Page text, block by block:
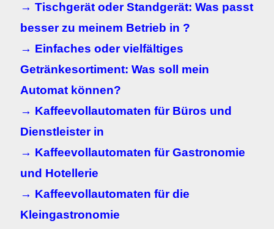
→ Tischgerät oder Standgerät: Was passt
besser zu meinem Betrieb in ?
→ Einfaches oder vielfältiges
Getränkesortiment: Was soll mein
Automat können?
→ Kaffeevollautomaten für Büros und
Dienstleister in
→ Kaffeevollautomaten für Gastronomie
und Hotellerie
→ Kaffeevollautomaten für die
Kleingastronomie